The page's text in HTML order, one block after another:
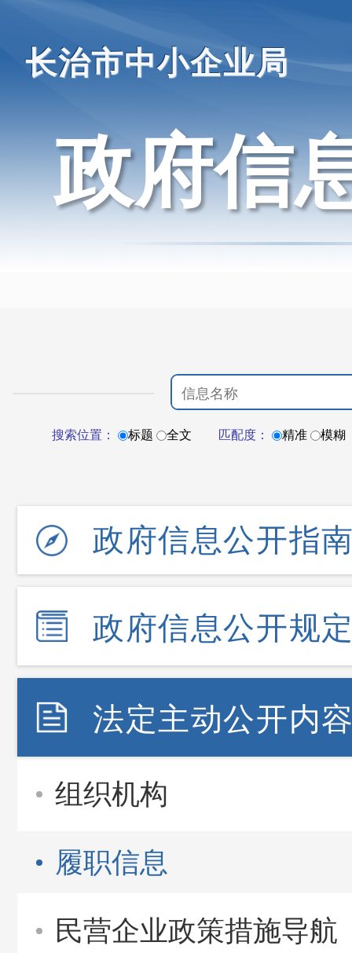
长治市中小企业局
政府信
搜索位置： 标题 全文 匹配度： 精准 模糊
政府信息公开指
政府信息公开规
法定主动公开内
组织机构
履职信息
民营企业政策措施导航